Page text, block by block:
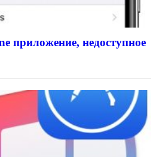
приложение, недоступное